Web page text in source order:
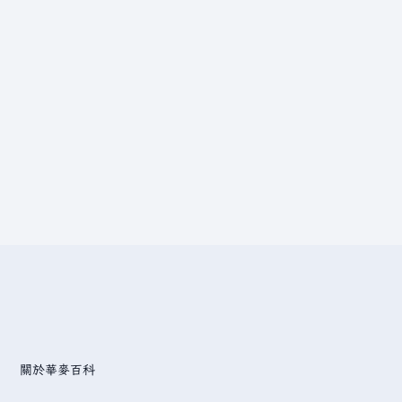
關於華麥百科